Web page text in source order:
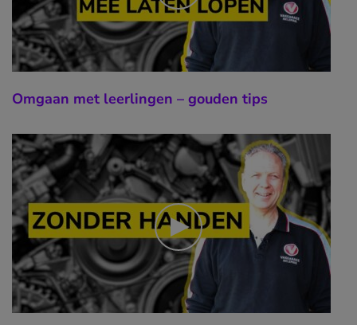
Omgaan met leerlingen – gouden tips